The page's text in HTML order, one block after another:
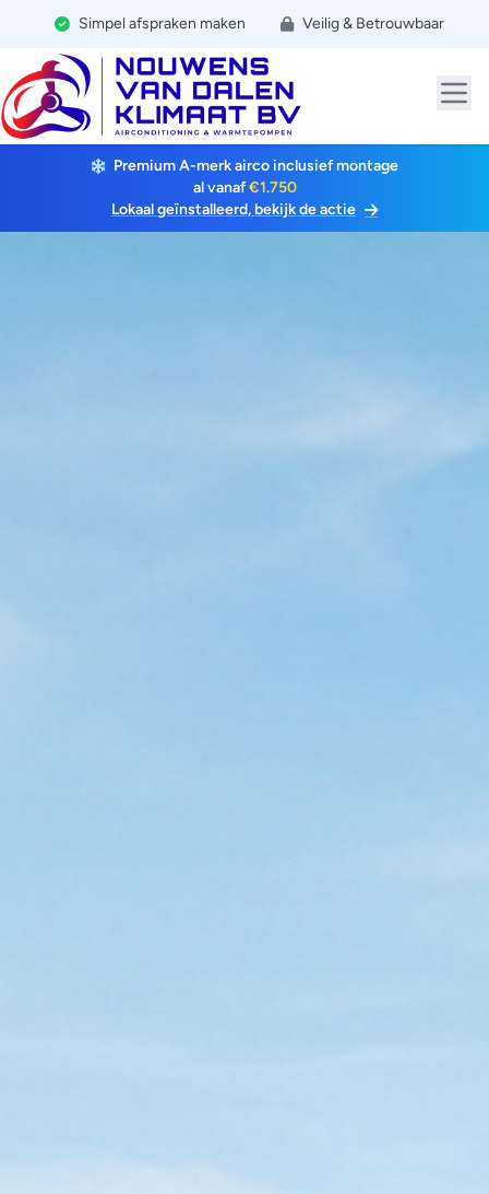
Simpel afspraken maken Veilig & Betrouwbaar
Premium A-merk airco inclusief montage
al vanaf€1.750
Lokaal geïnstalleerd, bekijk de actie